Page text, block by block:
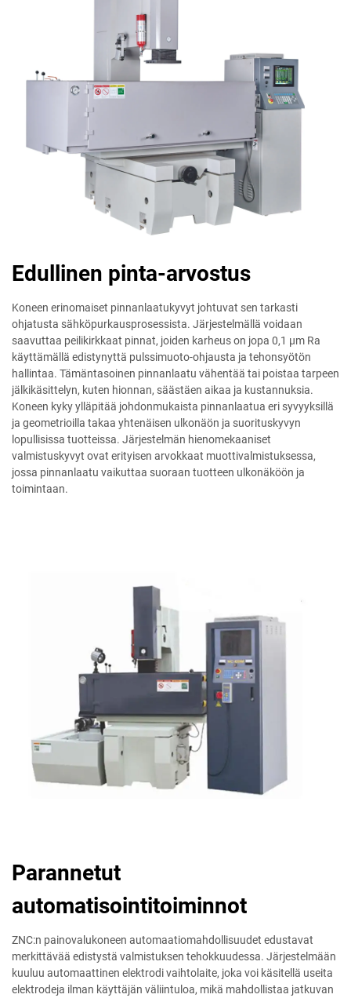
Edullinen pinta-arvostus
Koneen erinomaiset pinnanlaatukyvyt johtuvat sen tarkasti
ohjatusta sähköpurkausprosessista. Järjestelmällä voidaan
saavuttaa peilikirkkaat pinnat, joiden karheus on jopa 0,1 μm Ra
käyttämällä edistynyttä pulssimuoto-ohjausta ja tehonsyötön
hallintaa. Tämäntasoinen pinnanlaatu vähentää tai poistaa tarpeen
jälkikäsittelyn, kuten hionnan, säästäen aikaa ja kustannuksia.
Koneen kyky ylläpitää johdonmukaista pinnanlaatua eri syvyyksillä
ja geometrioilla takaa yhtenäisen ulkonäön ja suorituskyvyn
lopullisissa tuotteissa. Järjestelmän hienomekaaniset
valmistuskyvyt ovat erityisen arvokkaat muottivalmistuksessa,
jossa pinnanlaatu vaikuttaa suoraan tuotteen ulkonäköön ja
toimintaan.
Parannetut
automatisointitoiminnot
ZNC:n painovalukoneen automaatiomahdollisuudet edustavat
merkittävää edistystä valmistuksen tehokkuudessa. Järjestelmään
kuuluu automaattinen elektrodi vaihtolaite, joka voi käsitellä useita
elektrodeja ilman käyttäjän väliintuloa, mikä mahdollistaa jatkuvan